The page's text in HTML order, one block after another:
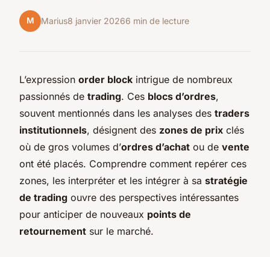
M Marius8 janvier 20266 min de lecture
L’expression order block intrigue de nombreux
passionnés de trading. Ces blocs d’ordres,
souvent mentionnés dans les analyses des traders
institutionnels, désignent des zones de prix clés
où de gros volumes d’ordres d’achat ou de vente
ont été placés. Comprendre comment repérer ces
zones, les interpréter et les intégrer à sa stratégie
de trading ouvre des perspectives intéressantes
pour anticiper de nouveaux points de
retournement sur le marché.